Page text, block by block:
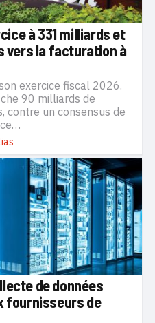
à 331 milliards et
vers la facturation à
exercice fiscal 2026.
90 milliards de
contre un consensus de
de données
fournisseurs de